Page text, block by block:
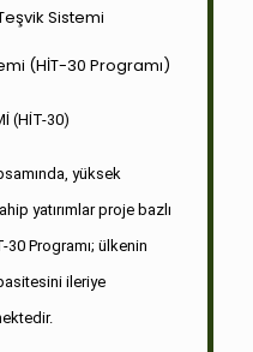
Sistemi
(HİT-30 Programı)
(HİT-30)
yüksek
yatırımlar proje bazlı
Programı; ülkenin
ileriye